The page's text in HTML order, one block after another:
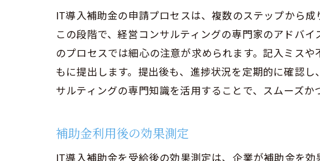
経営コン
補助金利用
導入後の
事業拡大
IT導入補助金申
補助金申請
IT導入補助金の申請プロセスは、複数のステップから
この段階で、経営コンサルティングの専門家のアドバ
のプロセスでは細心の注意が求められます。記入ミス
もに提出します。提出後も、進捗状況を定期的に確認
サルティングの専門知識を活用することで、スムーズか
補助金利用後の効果測定
IT導入補助金を受給後の効果測定は、企業が補助金を